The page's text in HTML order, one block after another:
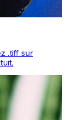
.tiff sur